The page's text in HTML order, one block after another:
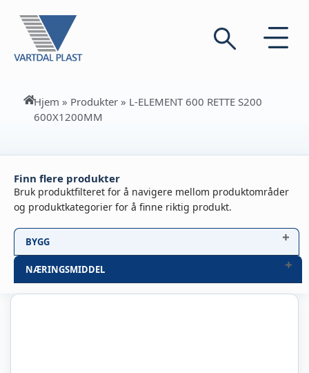
Hjem » Produkter» L-ELEMENT 600 RETTE S200
600X1200MM
Finn flere produkter
Bruk produktfilteret for å navigere mellom produktområder
og produktkategorier for å finne riktig produkt.
BYGG
NÆRINGSMIDDEL